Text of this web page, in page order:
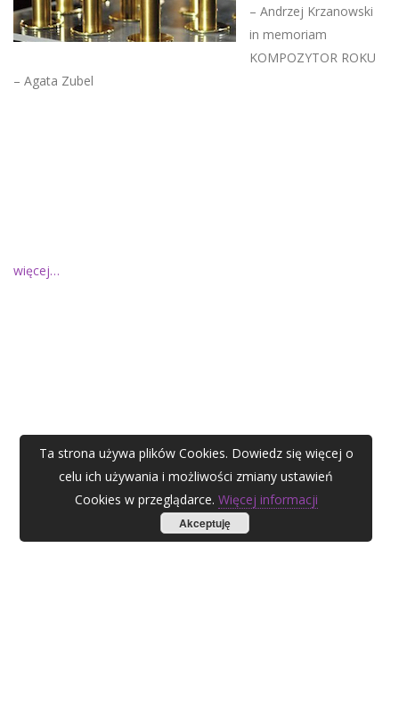
– Andrzej Krzanowski
in memoriam
KOMPOZYTOR ROKU
– Agata Zubel
więcej…
Ta strona używa plików Cookies. Dowiedz się więcej o
celu ich używania i możliwości zmiany ustawień
Cookies w przeglądarce. Więcej informacji
Akceptuję